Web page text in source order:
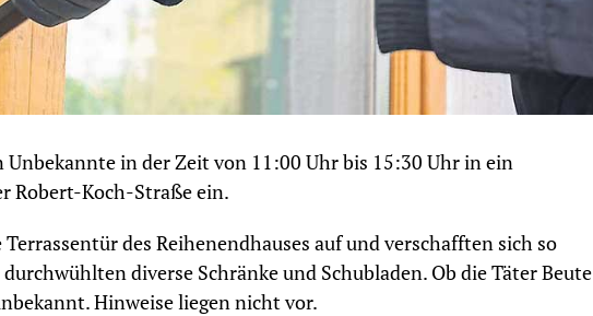
in der Zeit von 11:00 Uhr bis 15:30 Uhr in ein
Robert-Koch-Straße ein.
des Reihenendhauses auf und verschafften sich so
durchwühlten diverse Schränke und Schubladen. Ob die Täter Beute
Hinweise liegen nicht vor.